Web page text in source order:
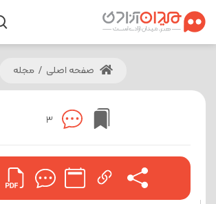
صفحه اصلی / مجله
3